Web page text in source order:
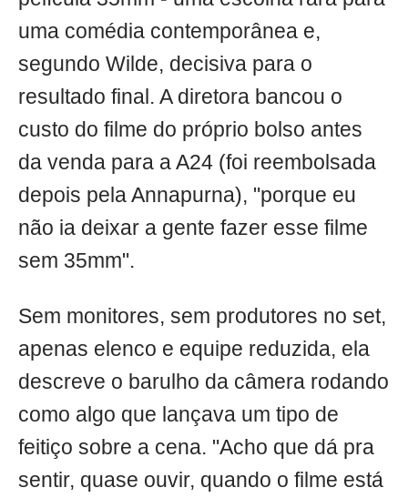
uma comédia contemporânea e,
segundo Wilde, decisiva para o
resultado final. A diretora bancou o
custo do filme do próprio bolso antes
da venda para a A24 (foi reembolsada
depois pela Annapurna), "porque eu
não ia deixar a gente fazer esse filme
sem 35mm".
Sem monitores, sem produtores no set,
apenas elenco e equipe reduzida, ela
descreve o barulho da câmera rodando
como algo que lançava um tipo de
feitiço sobre a cena. "Acho que dá pra
sentir, quase ouvir, quando o filme está